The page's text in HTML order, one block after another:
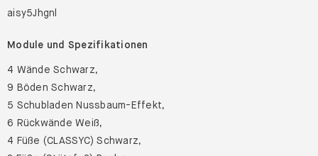
aisy5Jhgnl
Module und Spezifikationen
4 Wände Schwarz,
9 Böden Schwarz,
5 Schubladen Nussbaum-Effekt,
6 Rückwände Weiß,
4 Füße (CLASSYC) Schwarz,